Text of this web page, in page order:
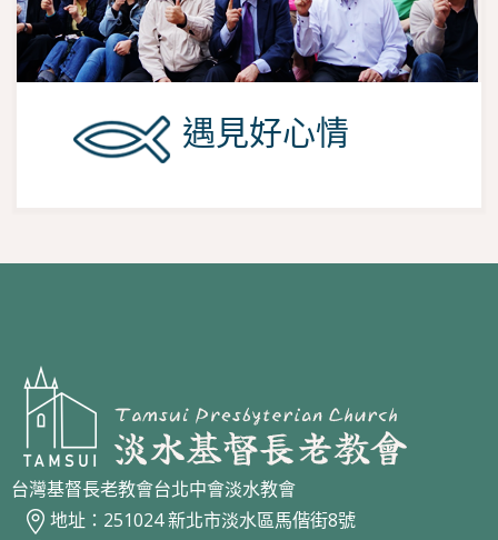
遇見好心情
台灣基督長老教會台北中會淡水教會
地址：251024 新北市淡水區馬偕街8號